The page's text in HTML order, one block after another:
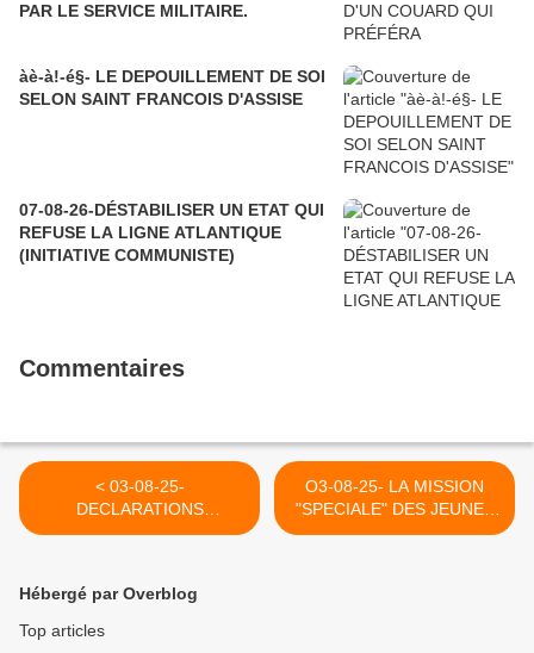
PAR LE SERVICE MILITAIRE.
àè-à!-é§- LE DEPOUILLEMENT DE SOI
SELON SAINT FRANCOIS D'ASSISE
07-08-26-DÉSTABILISER UN ETAT QUI
REFUSE LA LIGNE ATLANTIQUE
(INITIATIVE COMMUNISTE)
Commentaires
< 03-08-25-
DECLARATIONS
CRIMINELLES D'UN
EUROPALESTINE)
O3-08-25- LA MISSION
"SPECIALE" DES JEUNES
PALESTINIENS AU JUBILÉ
Hébergé par Overblog
Top articles